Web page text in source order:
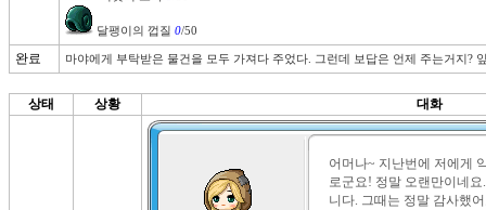
달팽이의 껍질 0/50
완료 마야에게 부탁받은 물건을 모두 가져다 주었다. 그런데 보답은 언제 주는거지?
상태 상황 대화
어머나~ 지난번에 저에게
로군요! 정말 오랜만이네
니다. 그때는 정말 감사했